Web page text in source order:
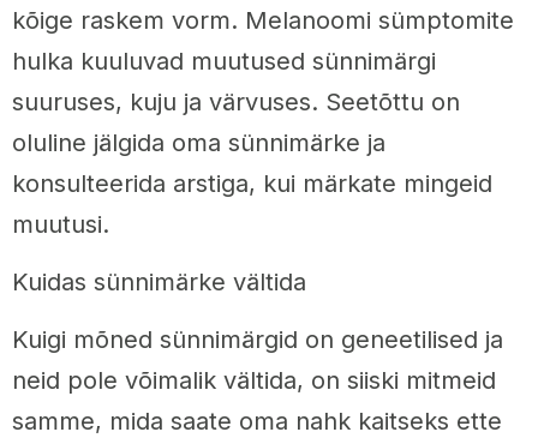
kõige raskem vorm. Melanoomi sümptomite
hulka kuuluvad muutused sünnimärgi
suuruses, kuju ja värvuses. Seetõttu on
oluline jälgida oma sünnimärke ja
konsulteerida arstiga, kui märkate mingeid
muutusi.
Kuidas sünnimärke vältida
Kuigi mõned sünnimärgid on geneetilised ja
neid pole võimalik vältida, on siiski mitmeid
samme, mida saate oma nahk kaitseks ette